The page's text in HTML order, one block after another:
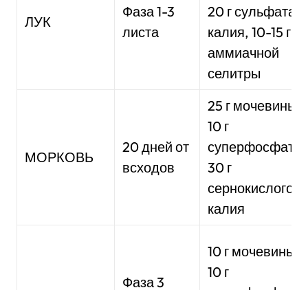
ЛУК
Фаза 1-3
листа
20 г сульфата
калия, 10-15 г
аммиачной
селитры
МОРКОВЬ
20 дней от
всходов
25 г мочевины,
10 г
суперфосфата,
30 г
сернокислого
калия
Фаза 3
10 г мочевины,
10 г